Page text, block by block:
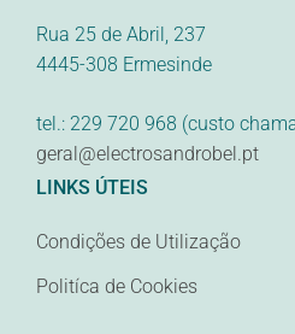
Rua 25 de Abril, 237
4445-308 Ermesinde
tel.: 229 720 968 (custo
geral@electrosandrobel.pt
LINKS ÚTEIS
Condições de Utilização
Politíca de Cookies